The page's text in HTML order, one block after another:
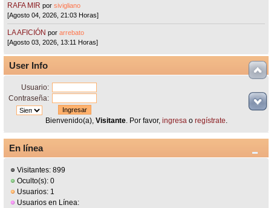
RAFA MIR porsivigliano
[Agosto 04, 2026, 21:03 Horas]
LA AFICIÓN porarrebato
[Agosto 03, 2026, 13:11 Horas]
User Info
Usuario:
Contraseña:
Bienvenido(a), Visitante. Por favor, ingresao regístrate.
En línea
Visitantes: 899
Oculto(s): 0
Usuarios: 1
Usuarios en Línea: